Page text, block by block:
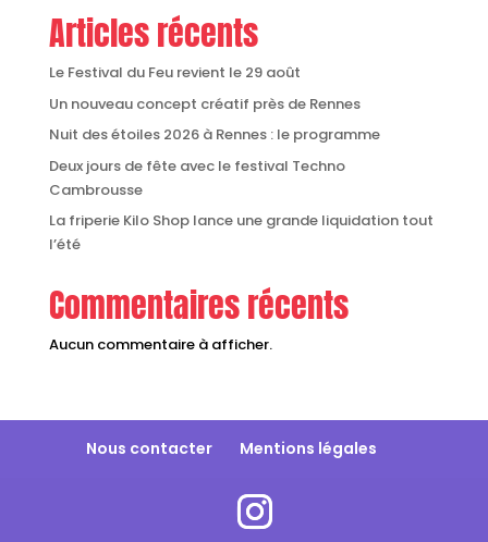
Articles récents
Le Festival du Feu revient le 29 août
Un nouveau concept créatif près de Rennes
Nuit des étoiles 2026 à Rennes : le programme
Deux jours de fête avec le festival Techno
Cambrousse
La friperie Kilo Shop lance une grande liquidation tout
l’été
Commentaires récents
Aucun commentaire à afficher.
Nous contacter Mentions légales